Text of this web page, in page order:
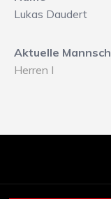
Lukas Daudert
Aktuelle
Herren I